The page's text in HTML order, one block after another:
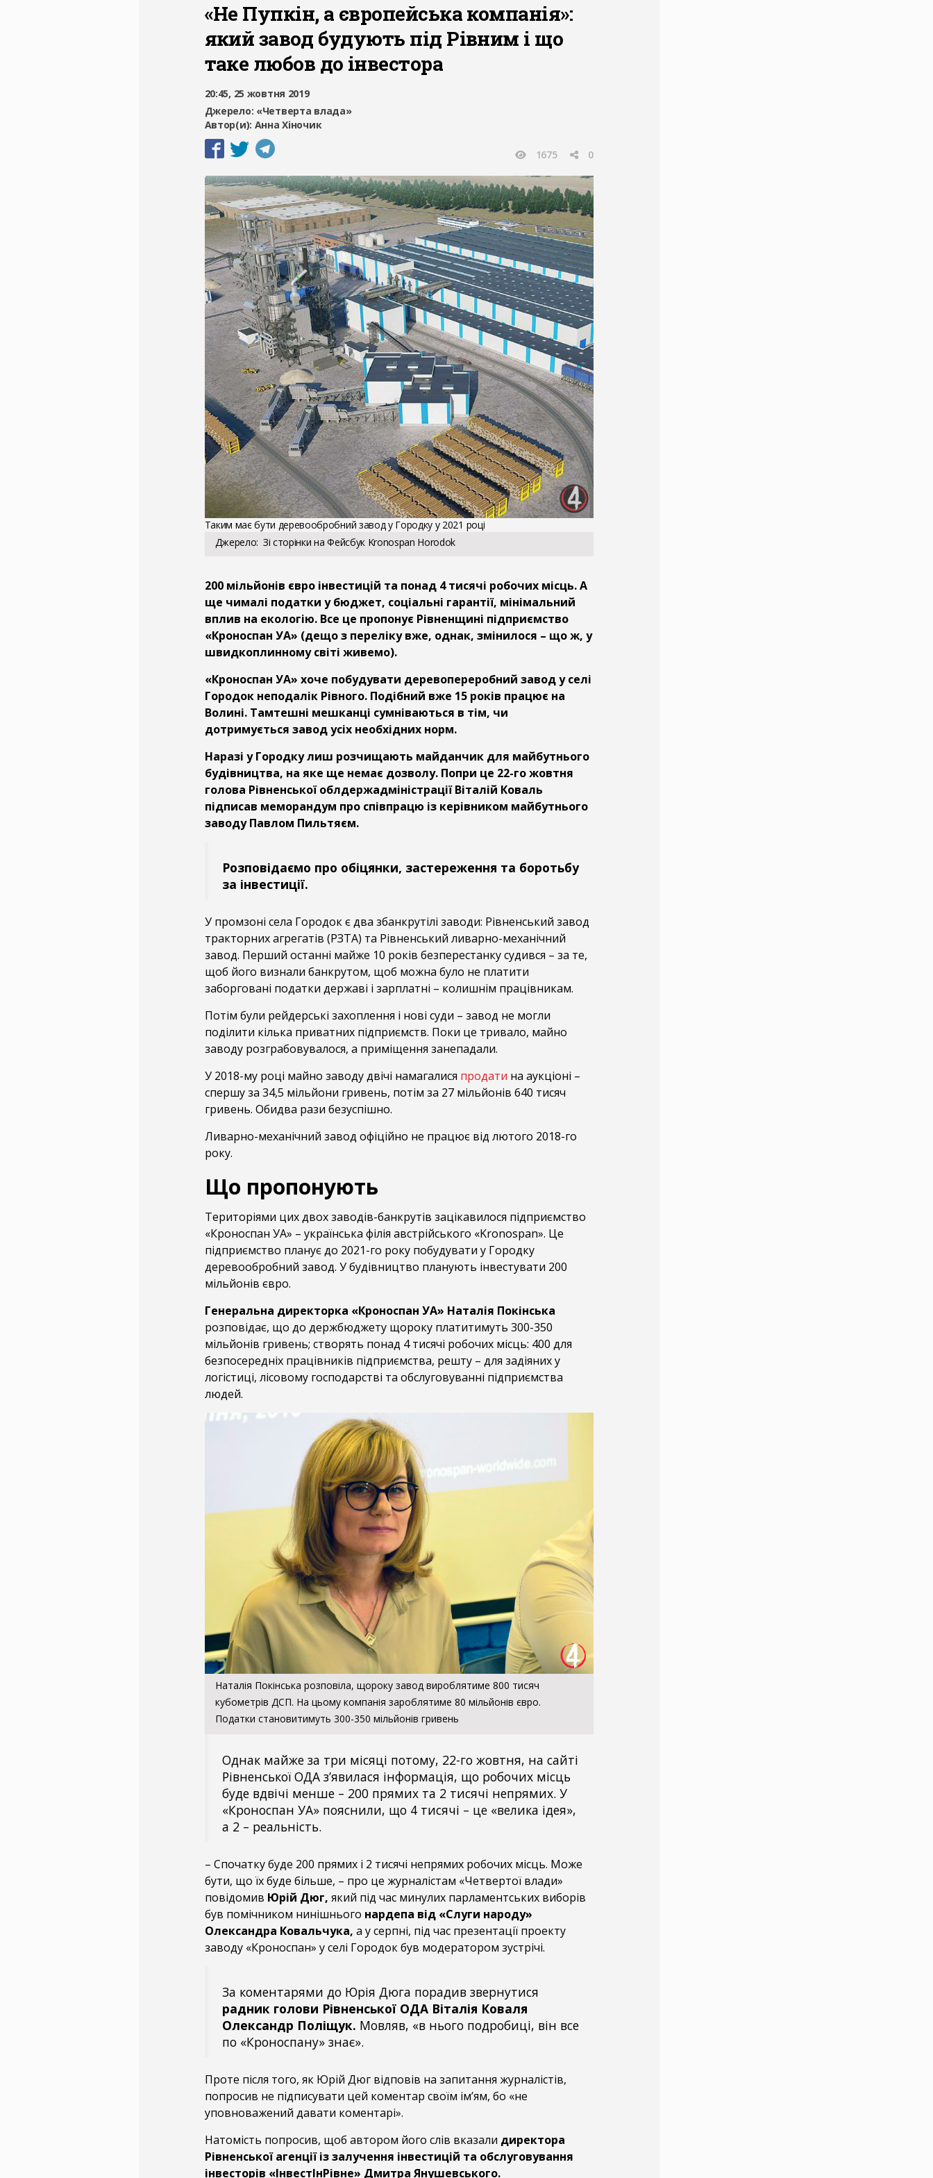
«Не Пупкін, а європейська компанія»:
який завод будують під Рівним і що
таке любов до інвестора
20:45, 25 жовтня 2019
Джерело: «Четверта влада»
Автор(и): Анна Хіночик
1675 0
Таким має бути деревообробний завод у Городку у 2021 році
Джерело Зі сторінки на Фейсбук Kronospan Horodok
200 мільйонів євро інвестицій та понад 4 тисячі робочих місць. А
ще чималі податки у бюджет, соціальні гарантії, мінімальний
вплив на екологію. Все це пропонує Рівненщині підприємство
«Кроноспан УА» (дещо з переліку вже, однак, змінилося – що ж, у
швидкоплинному світі живемо).
«Кроноспан УА» хоче побудувати деревопереробний завод у селі
Городок неподалік Рівного. Подібний вже 15 років працює на
Волині. Тамтешні мешканці сумніваються в тім, чи
дотримується завод усіх необхідних норм.
Наразі у Городку лиш розчищають майданчик для майбутнього
будівництва, на яке ще немає дозволу. Попри це 22-го жовтня
голова Рівненської облдержадміністрації Віталій Коваль
підписав меморандум про співпрацю із керівником майбутнього
заводу Павлом Пильтяєм.
Розповідаємо про обіцянки, застереження та боротьбу
за інвестиції.
У промзоні села Городок є два збанкрутілі заводи: Рівненський завод
тракторних агрегатів (РЗТА) та Рівненський ливарно-механічний
завод. Перший останні майже 10 років безперестанку судився – за те,
щоб його визнали банкрутом, щоб можна було не платити
заборговані податки державі і зарплатні – колишнім працівникам.
Потім були рейдерські захоплення і нові суди – завод не могли
поділити кілька приватних підприємств. Поки це тривало, майно
заводу розграбовувалося, а приміщення занепадали.
У 2018-му році майно заводу двічі намагалися продати на аукціоні –
спершу за 34,5 мільйони гривень, потім за 27 мільйонів 640 тисяч
гривень. Обидва рази безуспішно.
Ливарно-механічний завод офіційно не працює від лютого 2018-го
року.
Що пропонують
Територіями цих двох заводів-банкрутів зацікавилося підприємство
«Кроноспан УА» – українська філія австрійського «Kronospan». Це
підприємство планує до 2021-го року побудувати у Городку
деревообробний завод. У будівництво планують інвестувати 200
мільйонів євро.
Генеральна директорка «Кроноспан УА» Наталія Покінська
розповідає, що до держбюджету щороку платитимуть 300-350
мільйонів гривень; створять понад 4 тисячі робочих місць: 400 для
безпосередніх працівників підприємства, решту – для задіяних у
логістиці, лісовому господарстві та обслуговуванні підприємства
людей.
Наталія Покінська розповіла, щороку завод вироблятиме 800 тисяч
кубометрів ДСП. На цьому компанія зароблятиме 80 мільйонів євро.
Податки становитимуть 300-350 мільйонів гривень
Однак майже за три місяці потому, 22-го жовтня, на сайті
Рівненської ОДА з’явилася інформація, що робочих місць
буде вдвічі менше – 200 прямих та 2 тисячі непрямих. У
«Кроноспан УА» пояснили, що 4 тисячі – це «велика ідея»,
а 2 – реальність.
– Спочатку буде 200 прямих і 2 тисячі непрямих робочих місць. Може
бути, що їх буде більше, – про це журналістам «Четвертої влади»
повідомив Юрій Дюг, який під час минулих парламентських виборів
був помічником нинішнього нардепа від «Слуги народу»
Олександра Ковальчука, а у серпні, під час презентації проекту
заводу «Кроноспан» у селі Городок був модератором зустрічі.
За коментарями до Юрія Дюга порадив звернутися
радник голови Рівненської ОДА Віталія Коваля
Олександр Поліщук. Мовляв, «в нього подробиці, він все
по «Кроноспану» знає».
Проте після того, як Юрій Дюг відповів на запитання журналістів,
попросив не підписувати цей коментар своїм ім’ям, бо «не
уповноважений давати коментарі».
Натомість попросив, щоб автором його слів вказали директора
Рівненської агенції із залучення інвестицій та обслуговування
інвесторів «ІнвестІнРівне» Дмитра Янушевського.